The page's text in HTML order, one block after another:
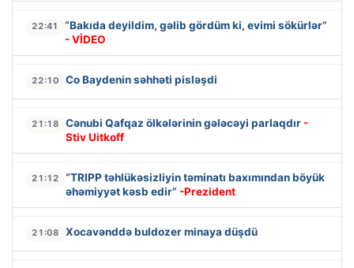
22:41
“Bakıda deyildim, gəlib gördüm ki, evimi sökürlər”
- VİDEO
22:10 Co Baydenin səhhəti pisləşdi
21:18 Cənubi Qafqaz ölkələrinin gələcəyi parlaqdır -
Stiv Uitkoff
21:12
“TRIPP təhlükəsizliyin təminatı baxımından böyük
əhəmiyyət kəsb edir” -Prezident
21:08 Xocavənddə buldozer minaya düşdü